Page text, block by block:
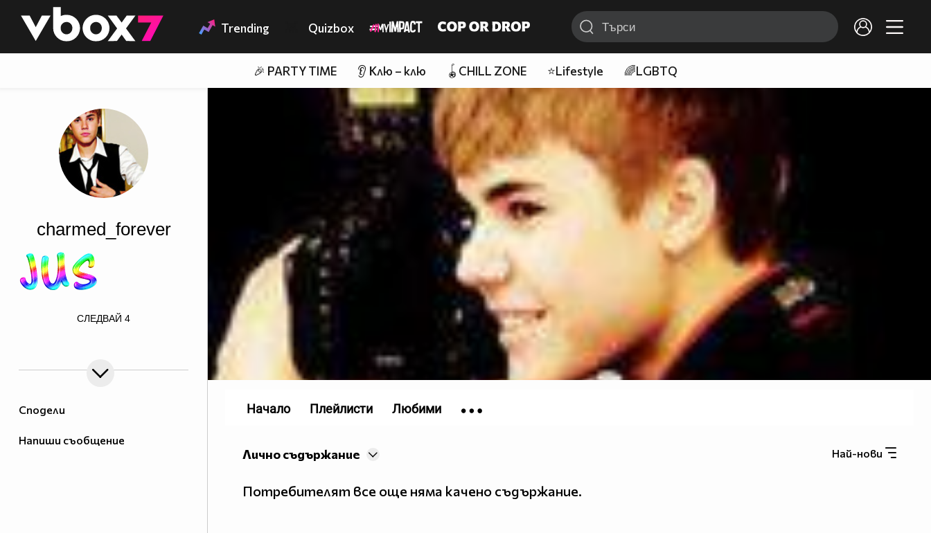
👾 Trending Quizbox
🎉 PARTY TIME 👂 Клю – клю 🪀CHILL ZONE ⭐Lifestyle 🌈LGBTQ
Сподели
Напиши съобщение
charmed_forever
СЛЕДВАЙ 4
Най-нови
Лично съдържание
Потребителят все още няма качено съдържание.
Начало Плейлисти Любими